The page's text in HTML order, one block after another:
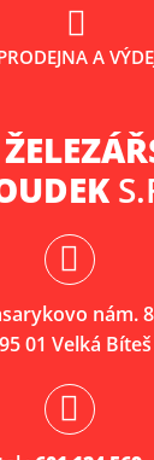
A
nám.
01 Velká Bíteš